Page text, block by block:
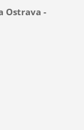
Ostrava -